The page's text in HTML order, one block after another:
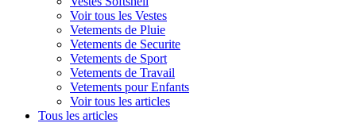
Voir tous les Vestes
Vetements de Pluie
Vetements de Securite
Vetements de Sport
Vetements de Travail
Vetements pour Enfants
Voir tous les articles
Tous les articles